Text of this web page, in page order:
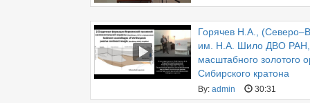
Горячев Н.А.,
им. Н.А. Шило ДВО РАН,
масштабного золотого
Сибирского кратона
By: admin 30:31